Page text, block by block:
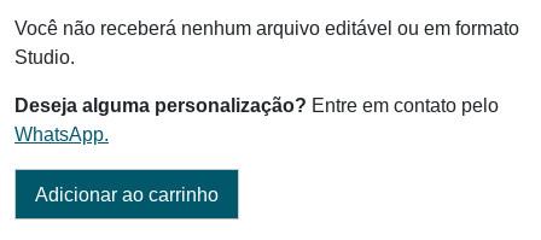
Você não receberá nenhum arquivo editável ou em formato
Studio.
Deseja alguma personalização? Entre em contato pelo
WhatsApp.
Adicionar ao carrinho